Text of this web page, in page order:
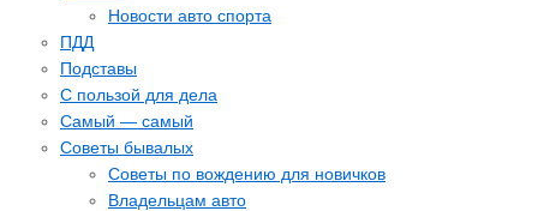
Новости авто спорта
ПДД
Подставы
С пользой для дела
Самый — самый
Советы бывалых
Cоветы по вождению для новичков
Владельцам авто